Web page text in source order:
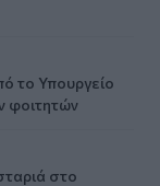
το Υπουργείο
φοιτητών
στο